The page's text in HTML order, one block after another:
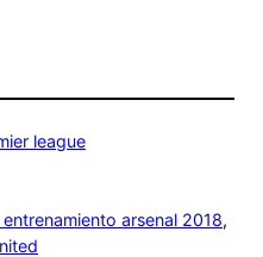
league
arsenal 2018